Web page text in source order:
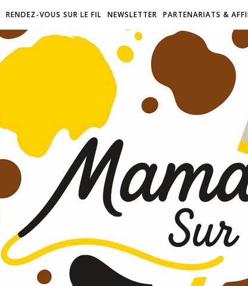
RENDEZ-VOUS SUR LE FIL NEWSLETTER PARTENARIATS &